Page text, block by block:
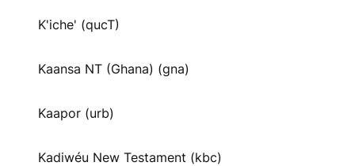
K'iche' (qucT)
Kaansa NT (Ghana) (gna)
Kaapor (urb)
Kadiwéu New Testament (kbc)